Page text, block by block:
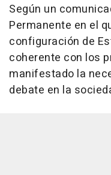
Según un
Permanente en el
configuración de
coherente con los
manifestado la
debate en la